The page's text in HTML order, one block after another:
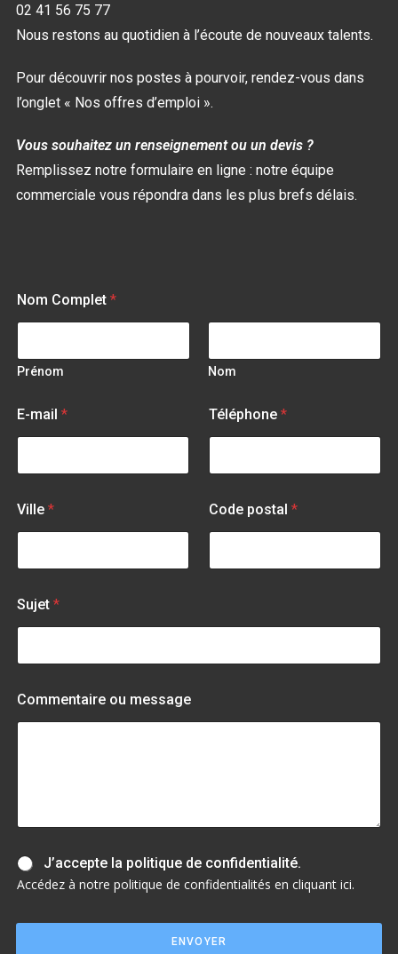
02 41 56 75 77
Nous restons au quotidien à l’écoute de nouveaux talents.
Pour découvrir nos postes à pourvoir, rendez-vous dans
l’onglet « Nos offres d’emploi ».
Vous souhaitez un renseignement ou un devis ?
Remplissez notre formulaire en ligne : notre équipe
commerciale vous répondra dans les plus brefs délais.
Nom Complet *
Prénom Nom
E-mail * Téléphone *
Ville * Code postal *
Sujet *
Commentaire ou message
J
’
c
J’accepte la politique de confidentialité.
Accédez à notre politique de confidentialités en cliquant ici.
ENVOYER